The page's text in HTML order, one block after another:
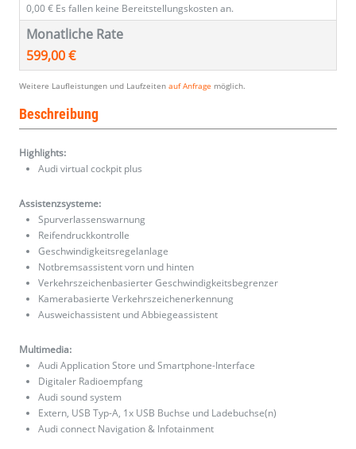
0,00 € Es fallen keine Bereitstellungskosten an.
Monatliche Rate
599,00 €
Weitere Laufleistungen und Laufzeiten auf Anfrage möglich.
Beschreibung
Highlights:
Audi virtual cockpit plus
Assistenzsysteme:
Spurverlassenswarnung
Reifendruckkontrolle
Geschwindigkeitsregelanlage
Notbremsassistent vorn und hinten
Verkehrszeichenbasierter Geschwindigkeitsbegrenzer
Kamerabasierte Verkehrszeichenerkennung
Ausweichassistent und Abbiegeassistent
Multimedia:
Audi Application Store und Smartphone-Interface
Digitaler Radioempfang
Audi sound system
Extern, USB Typ-A, 1x USB Buchse und Ladebuchse(n)
Audi connect Navigation & Infotainment